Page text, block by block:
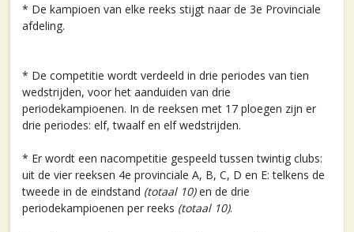
* De kampioen van elke reeks stijgt naar de 3e Provinciale
afdeling.
* De competitie wordt verdeeld in drie periodes van tien
wedstrijden, voor het aanduiden van drie
periodekampioenen. In de reeksen met 17 ploegen zijn er
drie periodes: elf, twaalf en elf wedstrijden.
* Er wordt een nacompetitie gespeeld tussen twintig clubs:
uit de vier reeksen 4e provinciale A, B, C, D en E: telkens de
tweede in de eindstand (totaal 10)en de drie
periodekampioenen per reeks (totaal 10).